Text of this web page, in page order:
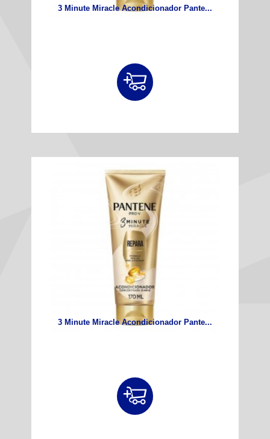
3 Minute Miracle Acondicionador Pante...
3 Minute Miracle Acondicionador Pante...